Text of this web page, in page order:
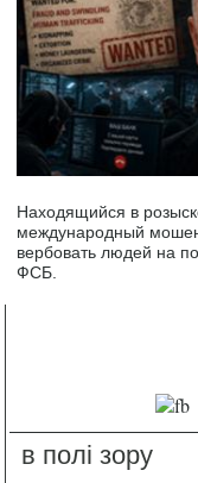
Находящийся в
международный
вербовать людей на
ФСБ.
в полі зору